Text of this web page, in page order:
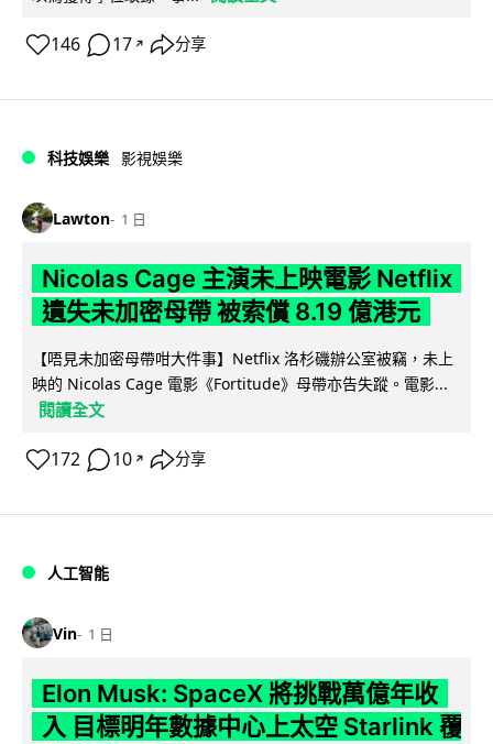
146 17 ↗ 分享
科技娛樂 影視娛樂
Lawton 1 日
Nicolas Cage 主演未上映電影 Netflix
遺失未加密母帶 被索償 8.19 億港元
【唔見未加密母帶咁大件事】Netflix 洛杉磯辦公室被竊，未上
映的 Nicolas Cage 電影《Fortitude》母帶亦告失蹤。電影...
閱讀全文
172 10 ↗ 分享
人工智能
Vin 1 日
Elon Musk: SpaceX 將挑戰萬億年收
入 目標明年數據中心上太空 Starlink 覆